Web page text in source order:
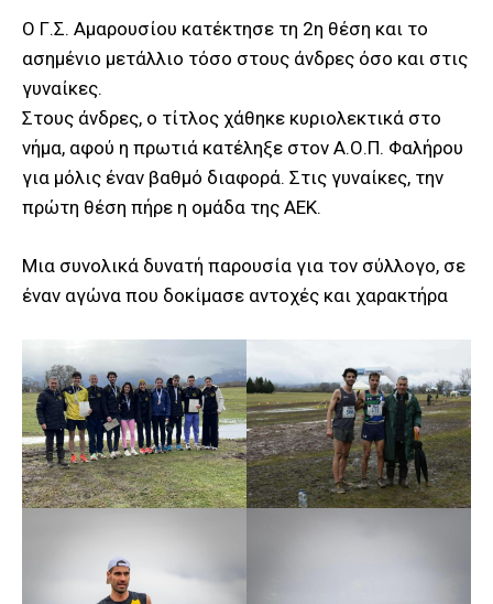
Ο Γ.Σ. Αμαρουσίου κατέκτησε τη 2η θέση και το
ασημένιο μετάλλιο τόσο στους άνδρες όσο και στις
γυναίκες.
Στους άνδρες, ο τίτλος χάθηκε κυριολεκτικά στο
νήμα, αφού η πρωτιά κατέληξε στον Α.Ο.Π. Φαλήρου
για μόλις έναν βαθμό διαφορά. Στις γυναίκες, την
πρώτη θέση πήρε η ομάδα της ΑΕΚ.
Μια συνολικά δυνατή παρουσία για τον σύλλογο, σε
έναν αγώνα που δοκίμασε αντοχές και χαρακτήρα